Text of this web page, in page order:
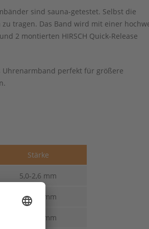
sind sauna-getestet. Selbst die
tragen. Das Band wird mit einer
2 montierten HIRSCH Quick-Release
Uhrenarmband perfekt für größere
Stärke
5,0-2,6 mm
5,0-2,6 mm
5,5-2,8 mm